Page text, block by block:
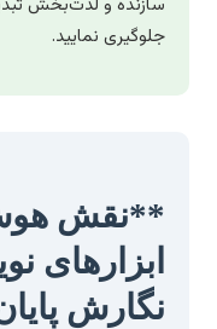
سازنده و لذت‌بخش تبدیل
جلوگیری نمایید.
**نقش هوش
ابزارهای
نگارش